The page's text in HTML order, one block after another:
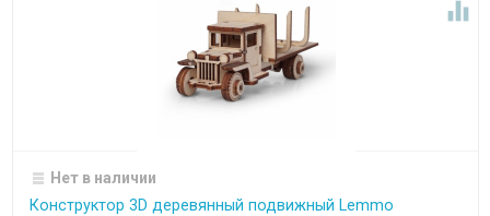

Нет в наличии
Конструктор 3D деревянный подвижный Lemmo